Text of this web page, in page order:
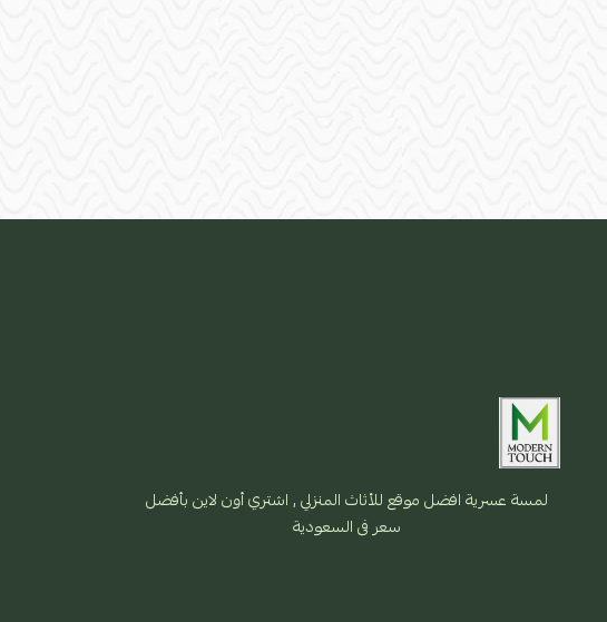
لمسة عسرية افضل موقع للأثاث المنزلي , اشتري أون لاين بأفضل
سعر فى السعودية